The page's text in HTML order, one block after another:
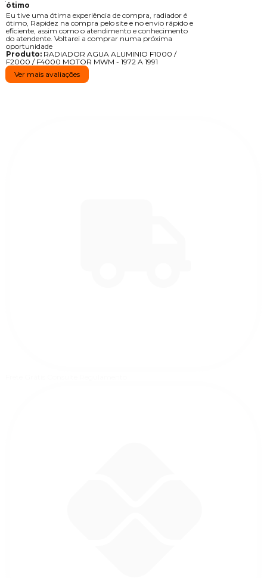
ótimo
Eu tive uma ótima experiência de compra, radiador é
ótimo, Rapidez na compra pelo site e no envio rápido e
eficiente, assim como o atendimento e conhecimento
do atendente. Voltarei a comprar numa próxima
oportunidade
Produto:RADIADOR AGUA ALUMINIO F1000 /
F2000 / F4000 MOTOR MWM - 1972 A 1991
Ver mais avaliações